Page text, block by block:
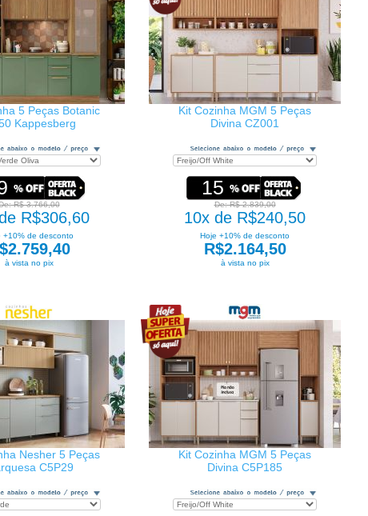
5 Peças Botanic
Kappesberg
R$ 3.766,00
R$306,60
+10% de desconto
à vista no pix
Kit Cozinha MGM 5 Peças
Divina CZ001
15
De: R$ 2.839,00
10x de R$240,50
Hoje +10% de desconto
R$2.164,50
à vista no pix
Nesher 5 Peças
C5P29
Kit Cozinha MGM 5 Peças
Divina C5P185